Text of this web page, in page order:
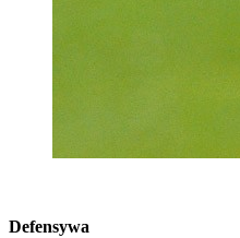
Defensywa